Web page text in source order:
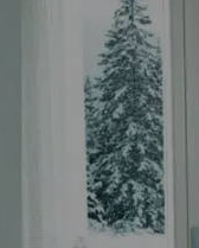
Pose de chapeau
de cheminée 56
Morbihan